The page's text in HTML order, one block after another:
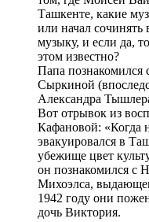
Ташкенте, какие
или начал сочинять
музыку, и если да,
этом известно?
Папа
Сыркиной
Александра
Вот отрывок из
Кафановой: «Когда
эвакуировался в
убежище цвет
он познакомился с
Михоэлса,
1942 году они
дочь Виктория.